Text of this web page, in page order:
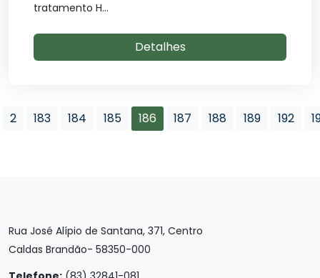
tratamento H...
Detalhes
2 183 184 185 186 187 188 189 192
Rua José Alípio de Santana, 371, Centro
Caldas Brandão- 58350-000